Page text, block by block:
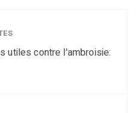
utiles contre l'ambroisie: